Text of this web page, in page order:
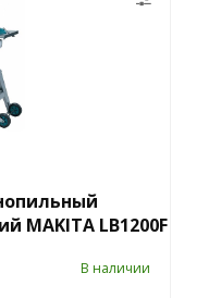
MAKITA LB1200F
В наличии